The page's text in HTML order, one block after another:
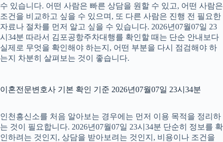
수 있습니다. 어떤 사람은 빠른 상담을 원할 수 있고, 어떤 사람은
조건을 비교하고 싶을 수 있으며, 또 다른 사람은 진행 전 필요한
자료나 절차를 먼저 알고 싶을 수 있습니다. 2026년07월07일 23
시34분 따라서 김포공항주차대행를 확인할 때는 단순 안내보다
실제로 무엇을 확인해야 하는지, 어떤 부분을 다시 점검해야 하
는지 차분히 살펴보는 것이 좋습니다.
이혼전문변호사 기본 확인 기준 2026년07월07일 23시34분
인천흥신소를 처음 알아보는 경우에는 먼저 이용 목적을 정리하
는 것이 필요합니다. 2026년07월07일 23시34분 단순히 정보를 확
인하려는 것인지, 상담을 받아보려는 것인지, 비용이나 조건을